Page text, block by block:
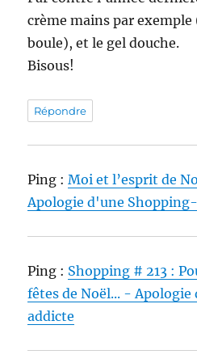
crème mains par
boule), et le gel douche.
Bisous!
Répondre
Ping :Moi et l’esprit de
Apologie d'une
Ping : Shopping # 213 :
fêtes de Noël... -
addicte